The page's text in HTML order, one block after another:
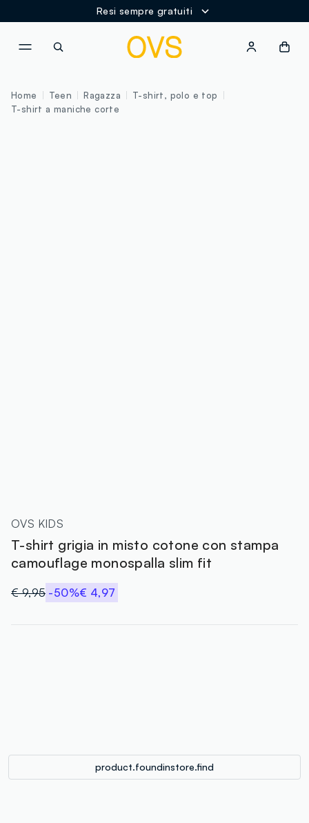
Resi sempre gratuiti
Home Teen Ragazza
T-shirt, polo e top
T-shirt a maniche corte
OVS KIDS
T-shirt grigia in misto cotone con stampa
camouflage monospalla slim fit
€ 9,95 -50%€ 4,97
product.foundinstore.find